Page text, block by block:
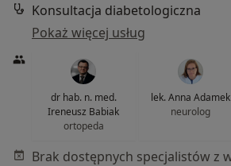
Konsultacja diabetologiczna
Pokaż więcej usług
dr hab. n. med.
Ireneusz Babiak
ortopeda
lek. Anna Adamek
neurolog